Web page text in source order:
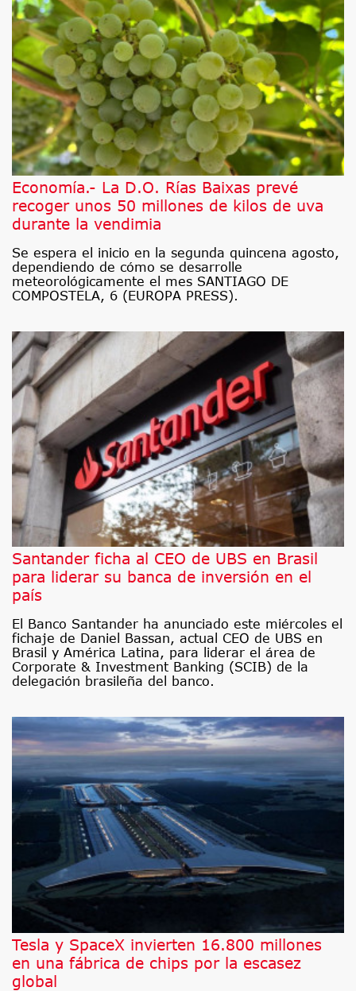
Economía.- La D.O. Rías Baixas prevé
recoger unos 50 millones de kilos de uva
durante la vendimia
Se espera el inicio en la segunda quincena agosto,
dependiendo de cómo se desarrolle
meteorológicamente el mes SANTIAGO DE
COMPOSTELA, 6 (EUROPA PRESS).
Santander ficha al CEO de UBS en Brasil
para liderar su banca de inversión en el
país
El Banco Santander ha anunciado este miércoles el
fichaje de Daniel Bassan, actual CEO de UBS en
Brasil y América Latina, para liderar el área de
Corporate & Investment Banking (SCIB) de la
delegación brasileña del banco.
Tesla y SpaceX invierten 16.800 millones
en una fábrica de chips por la escasez
global